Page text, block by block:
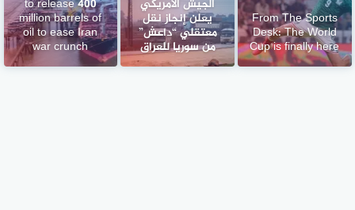
From The Sports
Desk: The World
Cup is finally here
الجيش الأمريكي
يعلن إنجاز نقل
معتقلي “داعش”
من سوريا للعراق
to release 400
million barrels of
oil to ease Iran
war crunch